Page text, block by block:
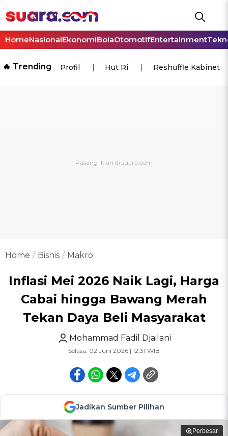
HomeNasionalEkonomiBolaOtomotifEntertainment
🔥 Trending Profil Hut Ri Reshuffle Kabinet
Home Bisnis Makro
Inflasi Mei 2026 Naik Lagi, Harga
Cabai hingga Bawang Merah
Tekan Daya Beli Masyarakat
Mohammad Fadil Djailani
Selasa, 02 Juni 2026 | 12:31 WIB
Jadikan Sumber Pilihan
Perbesar